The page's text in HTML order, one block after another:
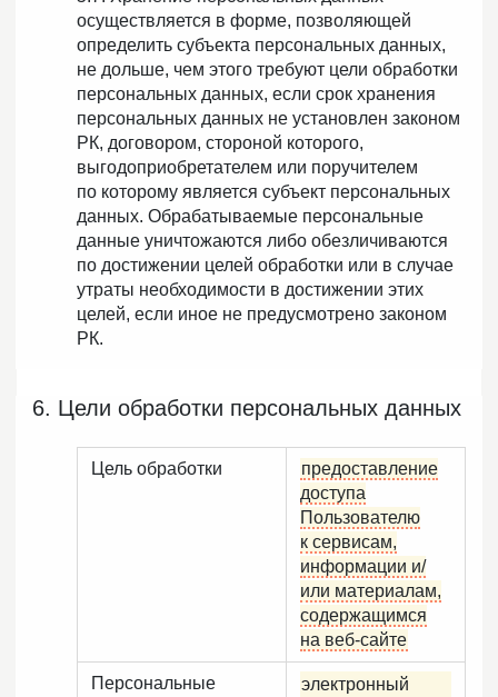
осуществляется в форме, позволяющей
определить субъекта персональных данных,
не дольше, чем этого требуют цели обработки
персональных данных, если срок хранения
персональных данных не установлен законом
РК, договором, стороной которого,
выгодоприобретателем или поручителем
по которому является субъект персональных
данных. Обрабатываемые персональные
данные уничтожаются либо обезличиваются
по достижении целей обработки или в случае
утраты необходимости в достижении этих
целей, если иное не предусмотрено законом
РК.
6. Цели обработки персональных данных
Цель обработки
предоставление
доступа
Пользователю
к сервисам,
информации и/
или материалам,
содержащимся
на веб-сайте
Персональные
электронный